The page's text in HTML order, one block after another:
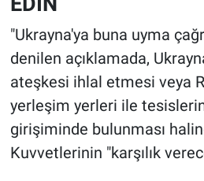
"Ukrayna'ya buna uyma
denilen açıklamada,
ateşkesi ihlal etmesi veya
yerleşim yerleri ile
girişiminde bulunması
Kuvvetlerinin "karşılık